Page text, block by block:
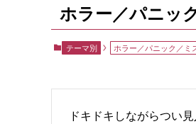
ホラー／パニッ
テーマ別 ホラー／パニック／ミ
ドキドキしながらつい